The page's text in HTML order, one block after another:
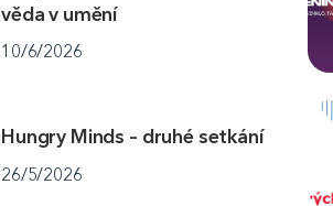
věda v umění
10/6/2026
Hungry Minds – druhé setkání
26/5/2026